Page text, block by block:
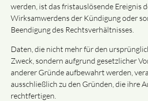
werden, ist das fristauslösende Ereignis
Wirksamwerdens der Kündigung oder
Beendigung des Rechtsverhältnisses.
Daten, die nicht mehr für den
Zweck, sondern aufgrund gesetzlicher
anderer Gründe aufbewahrt werden,
ausschließlich zu den Gründen, die ihre
rechtfertigen.